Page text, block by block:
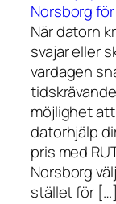
Norsborg
När datorn
svajar eller
vardagen
möjlighet
datorhjälp
pris med
Norsborg
stället för […]